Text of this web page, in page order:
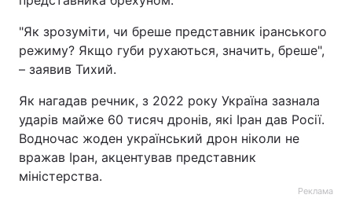
"Як зрозуміти, чи бреше представник іранського
режиму? Якщо губи рухаються, значить, бреше",
– заявив Тихий.
Як нагадав речник, з 2022 року Україна зазнала
ударів майже 60 тисяч дронів, які Іран дав Росії.
Водночас жоден український дрон ніколи не
вражав Іран, акцентував представник
міністерства.
Реклама